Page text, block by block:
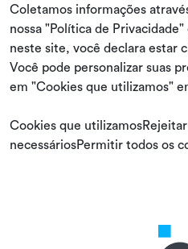
Coletamos informações
nossa "Política de
neste site, você declara estar
Você pode personalizar suas
em "Cookies que utilizamos"
Cookies que
necessáriosPermitir todos os